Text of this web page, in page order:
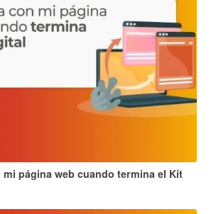
mi página web cuando termina el Kit